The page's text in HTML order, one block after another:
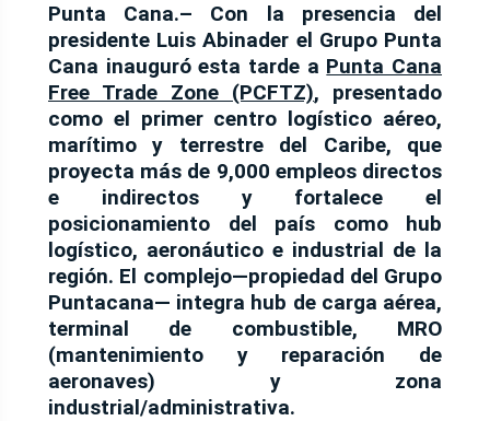
Punta Cana.– Con la presencia del
presidente Luis Abinader el Grupo Punta
Cana inauguró esta tarde a Punta Cana
Free Trade Zone (PCFTZ), presentado
como el primer centro logístico aéreo,
marítimo y terrestre del Caribe, que
proyecta más de 9,000 empleosdirectos
e indirectos y fortalece el
posicionamiento del país como hub
logístico, aeronáutico e industrial de la
región. El complejo—propiedad del Grupo
Puntacana— integra hub de carga aérea,
terminal de combustible, MRO
(mantenimiento y reparación de
aeronaves) y zona
industrial/administrativa.